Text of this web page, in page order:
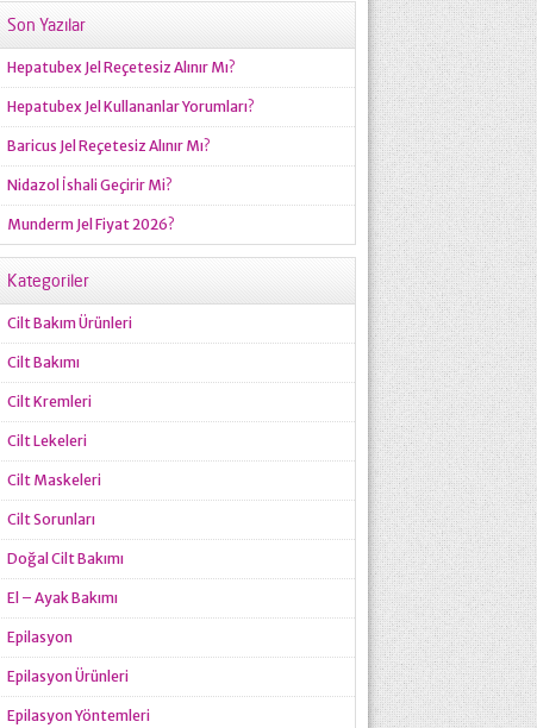
Son Yazılar
Hepatubex Jel Reçetesiz Alınır Mı?
Hepatubex Jel Kullananlar Yorumları?
Baricus Jel Reçetesiz Alınır Mı?
Nidazol İshali Geçirir Mi?
Munderm Jel Fiyat 2026?
Kategoriler
Cilt Bakım Ürünleri
Cilt Bakımı
Cilt Kremleri
Cilt Lekeleri
Cilt Maskeleri
Cilt Sorunları
Doğal Cilt Bakımı
El – Ayak Bakımı
Epilasyon
Epilasyon Ürünleri
Epilasyon Yöntemleri